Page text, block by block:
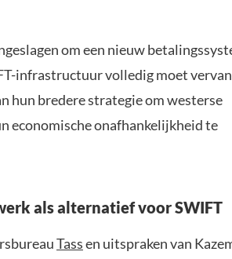
om een nieuw
infrastructuur volledig moet
hun bredere strategie om westerse
economische onafhankelijkheid te
als alternatief voor SWIFT
Tassen uitspraken van